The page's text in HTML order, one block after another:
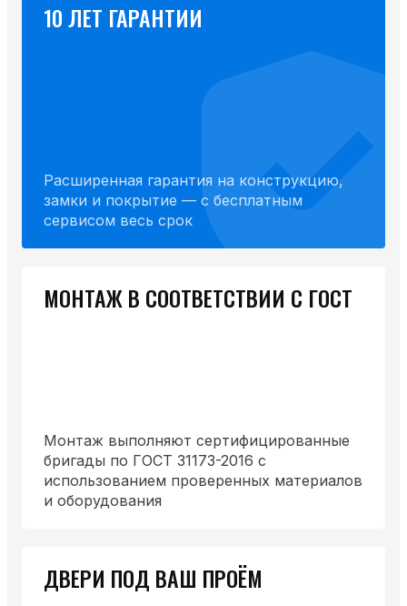
10 ЛЕТ ГАРАНТИИ
Расширенная гарантия на конструкцию,
замки и покрытие — с бесплатным
сервисом весь срок
МОНТАЖ В СООТВЕТСТВИИ С ГОСТ
Монтаж выполняют сертифицированные
бригады по ГОСТ 31173-2016 с
использованием проверенных материалов
и оборудования
ДВЕРИ ПОД ВАШ ПРОЁМ